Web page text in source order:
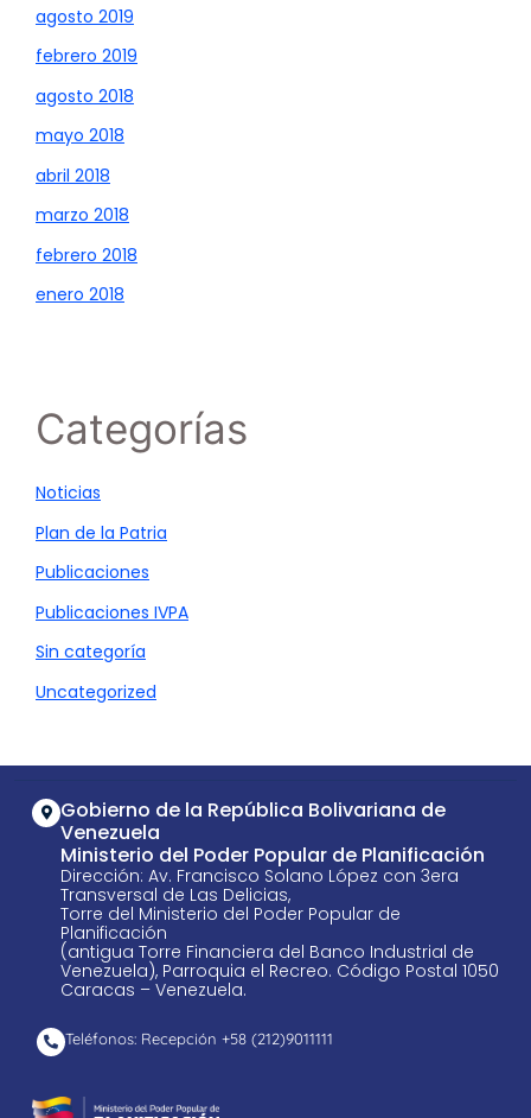
agosto 2019
febrero 2019
agosto 2018
mayo 2018
abril 2018
marzo 2018
febrero 2018
enero 2018
Categorías
Noticias
Plan de la Patria
Publicaciones
Publicaciones IVPA
Sin categoría
Uncategorized
Gobierno de la República Bolivariana de
Venezuela
Ministerio del Poder Popular de Planificación
Dirección: Av. Francisco Solano López con 3era
Transversal de Las Delicias,
Torre del Ministerio del Poder Popular de
Planificación
(antigua Torre Financiera del Banco Industrial de
Venezuela), Parroquia el Recreo. Código Postal 1050
Caracas – Venezuela.
Teléfonos: Recepción +58 ​(212)9011111